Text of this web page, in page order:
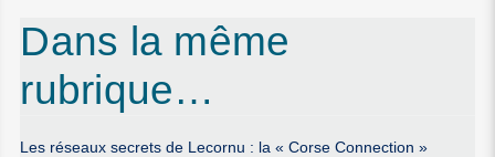
Dans la même
rubrique…
Les réseaux secrets de Lecornu : la « Corse Connection »